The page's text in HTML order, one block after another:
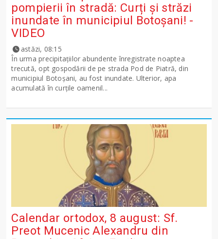
pompierii în stradă: Curți și străzi
inundate în municipiul Botoșani! -
VIDEO
astăzi, 08:15
În urma precipitațiilor abundente înregistrate noaptea
trecută, opt gospodării de pe strada Pod de Piatră, din
municipiul Botoșani, au fost inundate. Ulterior, apa
acumulată în curțile oamenil...
Calendar ortodox, 8 august: Sf.
Preot Mucenic Alexandru din